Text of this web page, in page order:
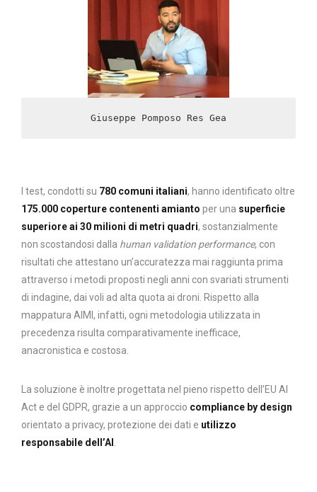
Giuseppe Pomposo Res Gea
I test, condotti su 780 comuni italiani, hanno identificato oltre
175.000 coperture contenenti amianto per una superficie
superiore ai 30 milioni di metri quadri, sostanzialmente
non scostandosi dalla human validation performance, con
risultati che attestano un’accuratezza mai raggiunta prima
attraverso i metodi proposti negli anni con svariati strumenti
di indagine, dai voli ad alta quota ai droni. Rispetto alla
mappatura AIMI, infatti, ogni metodologia utilizzata in
precedenza risulta comparativamente inefficace,
anacronistica e costosa.
La soluzione è inoltre progettata nel pieno rispetto dell’EU AI
Act e del GDPR, grazie a un approccio compliance by design
orientato a privacy, protezione dei dati e utilizzo
responsabile dell’AI .